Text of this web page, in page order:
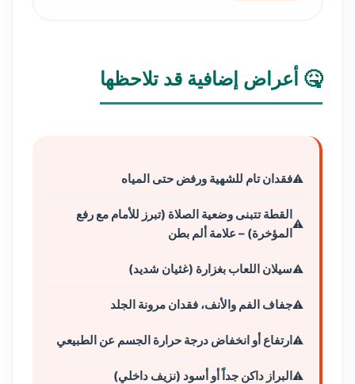
🤒 أعراض إضافية قد تلاحظها
فقدان تام للشهية ورفض حتى المياه
القطة تتبنى وضعية الصلاة (تبرز للأمام مع رفع
المؤخرة) – علامة ألم بطن
سيلان اللعاب بغزارة (غثيان شديد)
جفاف الفم والأنف، فقدان مرونة الجلد
ارتفاع أو انخفاض درجة حرارة الجسم عن الطبيعي
البراز داكن جداً أو أسود (نزيف داخلي)